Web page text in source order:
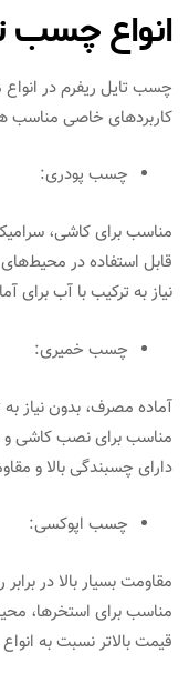
انواع چسب
چسب تایل ریفرم در
کاربردهای خاصی مناسب
چسب پودری:
مناسب برای کاشی،
قابل استفاده در
نیاز به ترکیب با آب برای
چسب خمیری:
آماده مصرف، بدون نیاز
مناسب برای نصب کاشی و
دارای چسبندگی بالا و
چسب اپوکسی:
مقاومت بسیار بالا در
مناسب برای استخرها،
قیمت بالاتر نسبت به